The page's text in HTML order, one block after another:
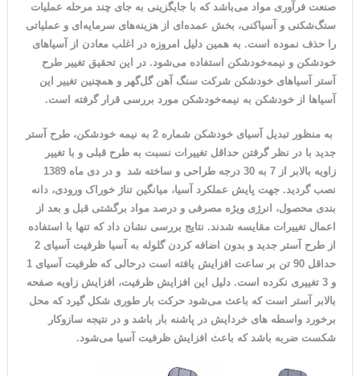
صنعت فرآوری مواد می‌باشد که با جایگزینی به جای چند مرحله عملیات
سنگ‌شکنی و آسیاکنی، بخش عمده‌ای از هزینه‌های سرمایه‌ای و عملیاتی
را حذف نموده است. به همین دلیل امروزه در اغلب معادن از آسیاهای
خودشکن و نیمه‌خودشکن استفاده می‌شود. در این تحقیق تغییر طرح
آستر آسیاهای خودشکن شرکت سنگ آهن گل‌گهر و همچنین تغییر این
آسیاها از خودشکن به نیمه‌خودشکن مورد بررسی قرار گرفته است.
به منظور تبدیل آسیای خودشکن شماره 2 به نیمه خودشکن، طرح آستر
جدید با در نظر گرفتن حداقل تغییرات نسبت به طرح قبلی و با تغییر
زاویه بالابر از 7 به 30 درجه طراحی و ساخته شد و در دی ماه 1389
نصب گردید. جهت پایش عملکرد آسیا، میانگین تناژ خوراک ورودی، دانه
بندی محصول، انرژی ویژه مصرفی و درصد مواد برگشتی قبل و بعد از
اعمال تغییرات مقایسه شدند. نتایج بررسی نشان داد که تنها با استفاده
از طرح آستر جدید و بدون اضافه کردن گلوله به آسیا ظرفیت آسیای 2
حداقل 90 تن بر ساعت افزایش یافته است درحالی که ظرفیت آسیای 1
و 3 تغییری نکرده است. دلیل این افزایش ظرفیت، افزایش زاویه صفحه
بالابر آستر است که باعث می‌شود حرکت بار طوری شکل گیرد که محل
برخورد واسطه های خردایش در پاشنه بار باشد و در نتیجه سازوکار
شکست ضربه باشد که باعث افزایش ظرفیت آسیا می‌شود.